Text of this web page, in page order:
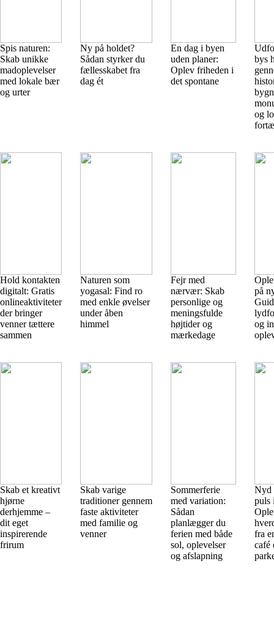
Spis naturen:
Skab unikke
madoplevelser
med lokale bær
og urter
Ny på holdet?
Sådan styrker du
fællesskabet fra
dag ét
En dag i byen
uden planer:
Oplev friheden i
det spontane
bys
og
Hold kontakten
digitalt: Gratis
onlineaktiviteter
der bringer
venner tættere
sammen
Naturen som
yogasal: Find ro
med enkle øvelser
under åben
himmel
Fejr med
nærvær: Skab
personlige og
meningsfulde
højtider og
mærkedage
på
og
Skab et kreativt
hjørne
derhjemme –
dit eget
inspirerende
frirum
Skab varige
traditioner gennem
faste aktiviteter
med familie og
venner
Sommerferie
med variation:
Sådan
planlægger du
ferien med både
sol, oplevelser
og afslapning
Nyd
puls
fra
café